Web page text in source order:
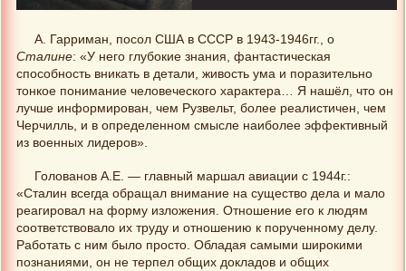
А. Гарриман, посол США в СССР в 1943-1946гг., о
Сталине: «У него глубокие знания, фантастическая
способность вникать в детали, живость ума и поразительно
тонкое понимание человеческого характера… Я нашёл, что он
лучше информирован, чем Рузвельт, более реалистичен, чем
Черчилль, и в определенном смысле наиболее эффективный
из военных лидеров».
Голованов А.Е. — главный маршал авиации с 1944г.:
«Сталин всегда обращал внимание на существо дела и мало
реагировал на форму изложения. Отношение его к людям
соответствовало их труду и отношению к порученному делу.
Работать с ним было просто. Обладая самыми широкими
познаниями, он не терпел общих докладов и общих